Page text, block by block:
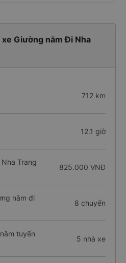
Giường nằm Đi Nha
712 km
12.1 giờ
Trang
825.000 VNĐ
nằm đi
8 chuyến
tuyến
5 nhà xe